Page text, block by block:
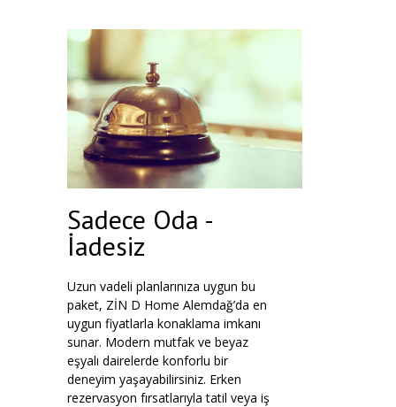
Sadece Oda -
İadesiz
Uzun vadeli planlarınıza uygun bu
paket, ZİN D Home Alemdağ’da en
uygun fiyatlarla konaklama imkanı
sunar. Modern mutfak ve beyaz
eşyalı dairelerde konforlu bir
deneyim yaşayabilirsiniz. Erken
rezervasyon fırsatlarıyla tatil veya iş